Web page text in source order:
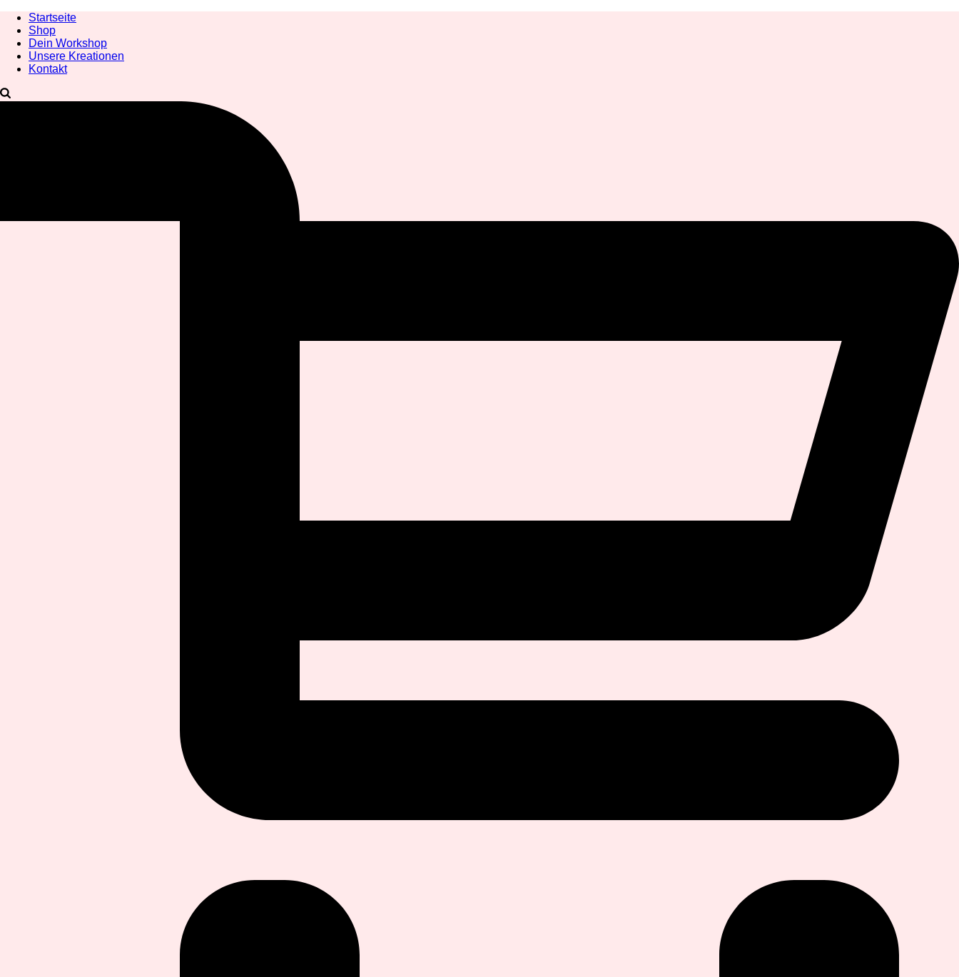
Startseite
Shop
Dein Workshop
Unsere Kreationen
Kontakt